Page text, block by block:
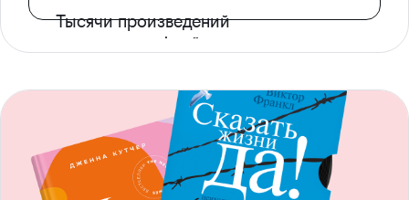
Тысячи произведений
с доступом офлайн